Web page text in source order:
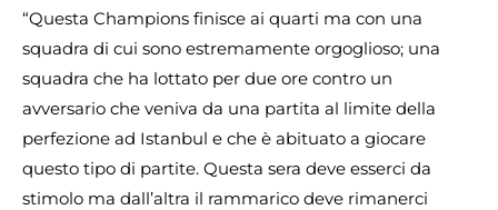
“Questa Champions finisce ai quarti ma con una
squadra di cui sono estremamente orgoglioso; una
squadra che ha lottato per due ore contro un
avversario che veniva da una partita al limite della
perfezione ad Istanbul e che è abituato a giocare
questo tipo di partite. Questa sera deve esserci da
stimolo ma dall’altra il rammarico deve rimanerci